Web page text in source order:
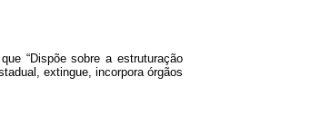
“Dispõe sobre a estruturação
extingue, incorpora órgãos